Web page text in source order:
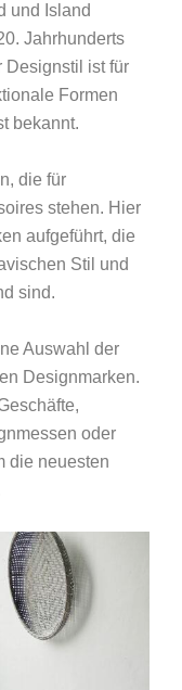
und Island
Jahrhunderts
Designstil ist für
Formen
bekannt.
die für
stehen. Hier
aufgeführt, die
Stil und
sind.
Auswahl der
Designmarken.
oder
die neuesten